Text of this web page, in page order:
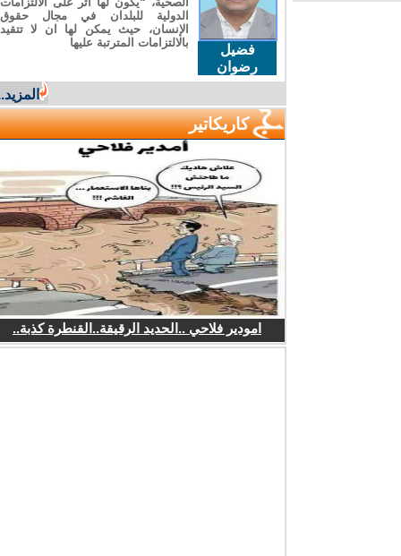
فضيل
رضوان
الدولية للبلدان في مجال حقوق
الإنسان، حيث يمكن لها ان لا تتقيد
بالالتزامات المترتبة عليها
المزيد...
كاريكاتير
امودير فلاحي ..الحديد الرقيقة..القنطرة كذبة..